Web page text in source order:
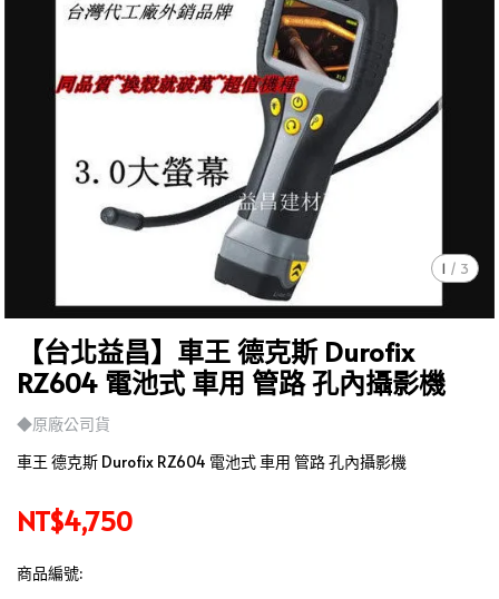
1 / 3
【台北益昌】車王 德克斯 Durofix
RZ604 電池式 車用 管路 孔內攝影機
◆原廠公司貨
車王 德克斯 Durofix RZ604 電池式 車用 管路 孔內攝影機
NT$4,750
商品編號: